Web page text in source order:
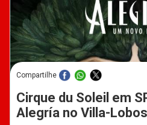
Compartilhe
Cirque du Soleil em
Alegría no Villa-Lobos